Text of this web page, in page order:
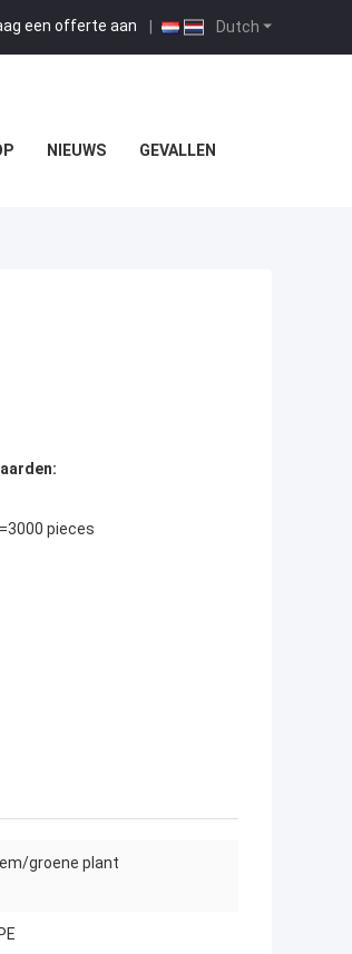
Dutch
een offerte aan |
NIEUWS GEVALLEN
pieces
groene plant